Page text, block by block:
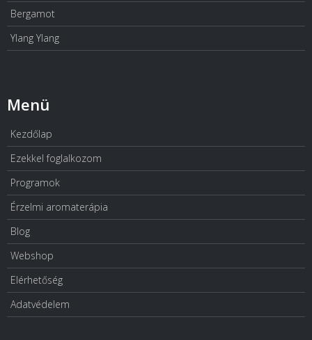
Bergamot
Ylang Ylang
Menü
Kezdőlap
Ezekkel foglalkozom
Programok
Érzelmi aromaterápia
Blog
Webshop
Elérhetőség
Adatvédelem